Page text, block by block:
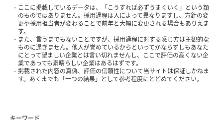
ここに掲載しているデータは、「こうすれば必ずうまくいく」という類
のものではありません。採用過程は人によって異なりますし、方針の変
更や採用担当者が変わることで前年と大幅に変更される場合もありえま
す。
また、言うまでもないことですが、採用過程に対する感じ方は主観的な
ものに過ぎません。他人が誉めているからといってかならずしもあなた
にとって望ましい企業とは言い切れませんし、ここで評価の高くない企
業であっても素晴らしい企業はあるはずです。
掲載された内容の真偽、評価の信頼性について当サイトは保証しかねま
す。あくまでも「一つの結果」として参考程度にとどめてください。
キーワード